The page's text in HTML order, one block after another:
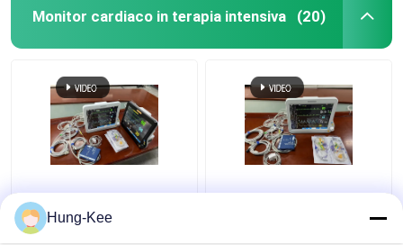
Monitor cardiaco in terapia intensiva (20)
Monitor cardiaco
portatile da 15 pollici
per la diagnosi dei
Clinica medica ICU
Hung-Kee